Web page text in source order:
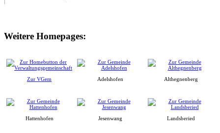
Weitere Homepages:
Zur VGem Adelshofen Althegnenberg
Hattenhofen Jesenwang Landsberied